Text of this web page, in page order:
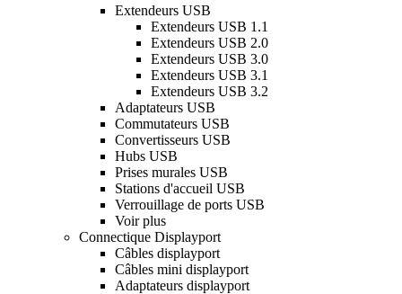
Extendeurs USB
Extendeurs USB 1.1
Extendeurs USB 2.0
Extendeurs USB 3.0
Extendeurs USB 3.1
Extendeurs USB 3.2
Adaptateurs USB
Commutateurs USB
Convertisseurs USB
Hubs USB
Prises murales USB
Stations d'accueil USB
Verrouillage de ports USB
Voir plus
Connectique Displayport
Câbles displayport
Câbles mini displayport
Adaptateurs displayport